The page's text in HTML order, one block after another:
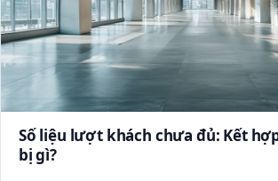
Số liệu lượt khách chưa đủ: Kết
bị gì?